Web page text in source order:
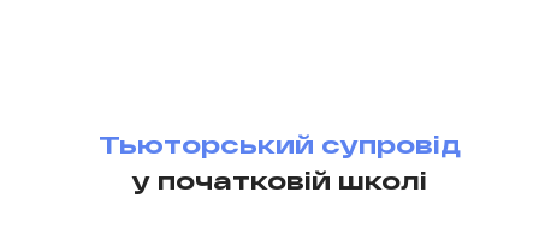
Тьюторський супровід
у початковій школі